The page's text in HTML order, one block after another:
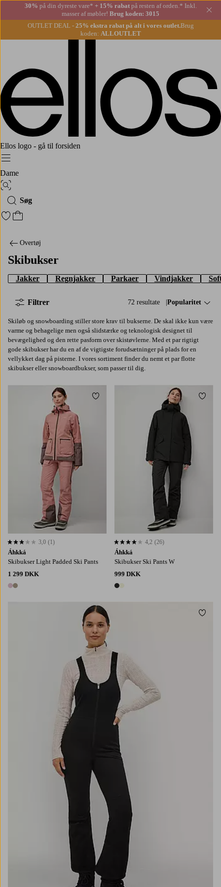
30% på din dyreste vare* + 15% rabatpå resten af orden.* Inkl.
masser af møbler! Brug koden: 3015
OUTLET DEAL - 25% ekstra rabat på alt i vores outlet.Brug
koden: ALLOUTLET
Ellos logo - gå til forsiden
Menu
Dame
Billedsøgning
Søg
Gå til favoritmarkerede produkter
Gå til indkøbskurven
Overtøj
Skibukser
Jakker Regnjakker Parkaer Vindjakker
72 resultate Sorter efter:
Popularitet
Filtrer
Skiløb og snowboarding stiller store krav til bukserne. De skal ikke kun være
varme og behagelige men også slidstærke og teknologisk designet til
bevægelighed og den rette pasform over skistøvlerne. Med et par rigtigt
gode skibukser har du en af de vigtigste forudsætninger på plads for en
vellykket dag på pisterne. I vores sortiment finder du nemt et par flotte
skibukser eller snowboardbukser, som passer til dig.
Áhkká
Skibukser Light Padded Ski Pants
1 299 DKK
2 farver
3,0 baseret på 1 bedømmelser
3,0 (1)
Tilføj til favoritter
Áhkká
Skibukser Ski Pants W
999 DKK
2 farver
4,2 baseret på 26 bedømmelser
4,2 (26)